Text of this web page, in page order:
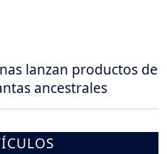
lanzan productos de
ancestrales